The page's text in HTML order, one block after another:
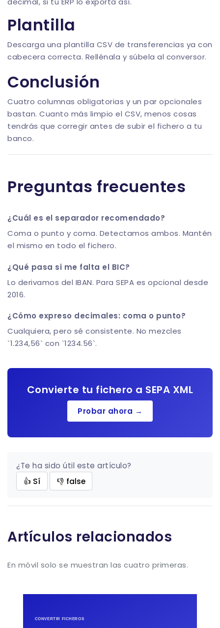
Plantilla
Descarga una plantilla CSV de transferencias ya con
cabecera correcta. Rellénala y súbela al conversor.
Conclusión
Cuatro columnas obligatorias y un par opcionales
bastan. Cuanto más limpio el CSV, menos cosas
tendrás que corregir antes de subir el fichero a tu
banco.
Preguntas frecuentes
¿Cuál es el separador recomendado?
Coma o punto y coma. Detectamos ambos. Mantén
el mismo en todo el fichero.
¿Qué pasa si me falta el BIC?
Lo derivamos del IBAN. Para SEPA es opcional desde
2016.
¿Cómo expreso decimales: coma o punto?
Cualquiera, pero sé consistente. No mezcles
`1.234,56` con `1234.56`.
Convierte tu fichero a SEPA XML
Probar ahora →
¿Te ha sido útil este artículo?
👍 Sí
👎 false
Artículos relacionados
En móvil solo se muestran las cuatro primeras.